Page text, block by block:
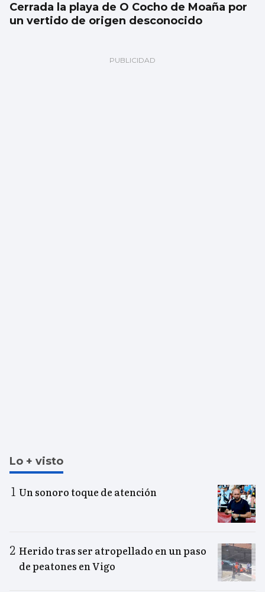
Cerrada la playa de O Cocho de Moaña por
un vertido de origen desconocido
Lo + visto
Un sonoro toque de atención
Herido tras ser atropellado en un paso
de peatones en Vigo